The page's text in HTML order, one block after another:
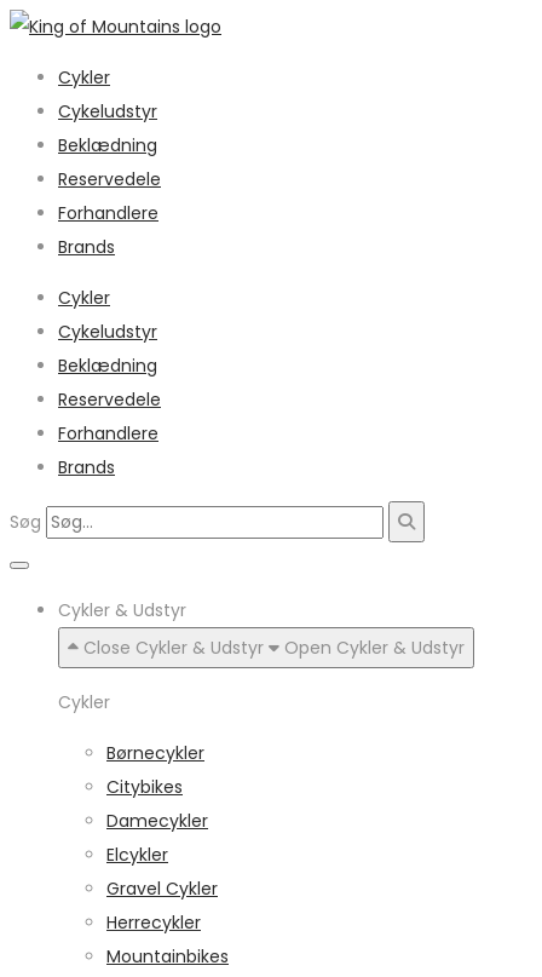
Cykler
Cykeludstyr
Beklædning
Reservedele
Forhandlere
Brands
Cykler
Cykeludstyr
Beklædning
Reservedele
Forhandlere
Brands
Søg
Cykler & Udstyr
Close Cykler & Udstyr
Open Cykler & Udstyr
Cykler
Børnecykler
Citybikes
Damecykler
Elcykler
Gravel Cykler
Herrecykler
Mountainbikes